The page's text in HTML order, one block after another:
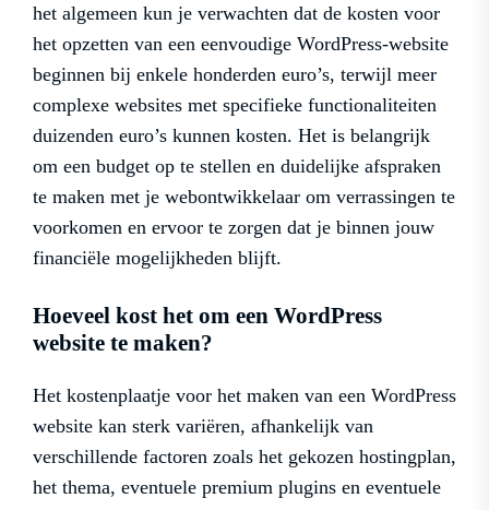
het algemeen kun je verwachten dat de kosten voor
het opzetten van een eenvoudige WordPress-website
beginnen bij enkele honderden euro’s, terwijl meer
complexe websites met specifieke functionaliteiten
duizenden euro’s kunnen kosten. Het is belangrijk
om een budget op te stellen en duidelijke afspraken
te maken met je webontwikkelaar om verrassingen te
voorkomen en ervoor te zorgen dat je binnen jouw
financiële mogelijkheden blijft.
Hoeveel kost het om een WordPress
website te maken?
Het kostenplaatje voor het maken van een WordPress
website kan sterk variëren, afhankelijk van
verschillende factoren zoals het gekozen hostingplan,
het thema, eventuele premium plugins en eventuele